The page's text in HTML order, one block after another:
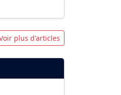
plus d'articles